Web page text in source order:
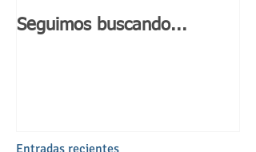
Seguimos buscando...
Entradas recientes